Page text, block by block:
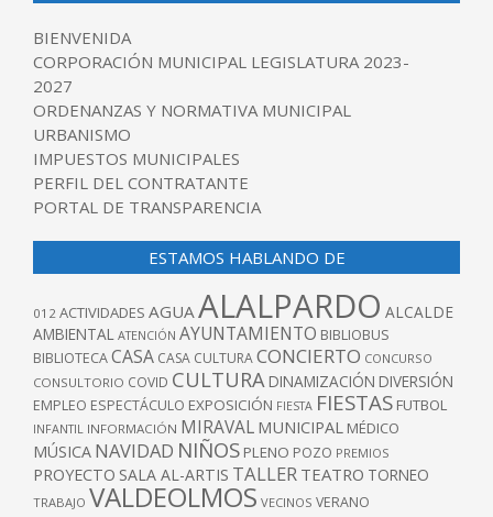
BIENVENIDA
CORPORACIÓN MUNICIPAL LEGISLATURA 2023-
2027
ORDENANZAS Y NORMATIVA MUNICIPAL
URBANISMO
IMPUESTOS MUNICIPALES
PERFIL DEL CONTRATANTE
PORTAL DE TRANSPARENCIA
ESTAMOS HABLANDO DE
012 ACTIVIDADES AGUAALALPARDO ALCALDE
AMBIENTAL ATENCIÓN AYUNTAMIENTO BIBLIOBUS
BIBLIOTECACASA CASA CULTURACONCIERTO CONCURSO
CONSULTORIO COVID CULTURA DINAMIZACIÓN DIVERSIÓN
EMPLEO ESPECTÁCULO EXPOSICIÓN FIESTA FIESTAS FUTBOL
INFANTIL INFORMACIÓN MIRAVAL MUNICIPAL MÉDICO
MÚSICA NAVIDAD NIÑOS PLENO POZO PREMIOS
PROYECTO SALA AL-ARTIS TALLER TEATRO TORNEO
TRABAJO VALDEOLMOS VECINOS VERANO